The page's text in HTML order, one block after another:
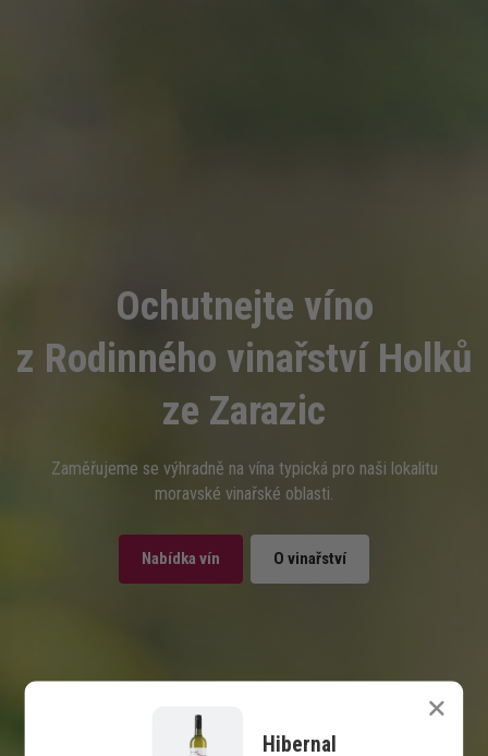
Ochutnejte víno
z Rodinného vinařství Holků
ze Zarazic
Zaměřujeme se výhradně na vína typická pro naši lokalitu
moravské vinařské oblasti.
Nabídka vín O vinařství
Hibernal